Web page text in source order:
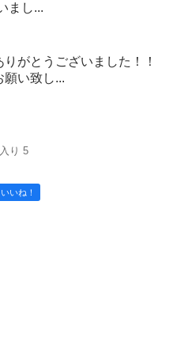
まし...
がとうございました！！
願い致し...
り 5
いいね！